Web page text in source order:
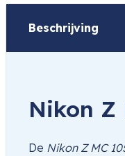
Beschrijving
Nikon Z
De Nikon Z MC